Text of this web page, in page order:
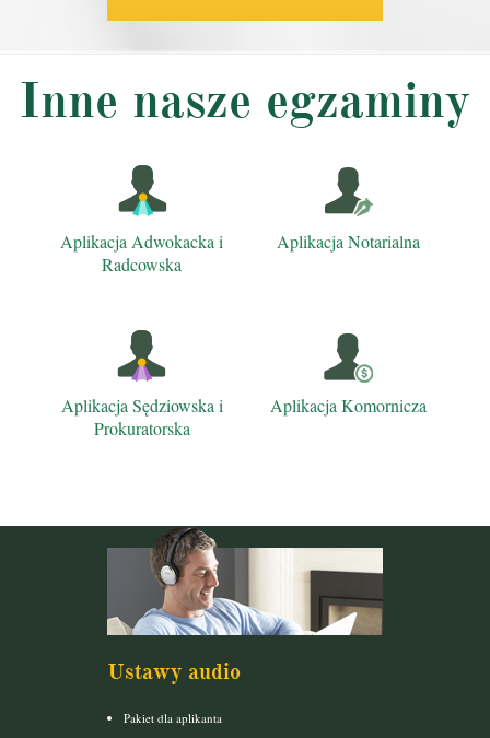
Inne nasze egzaminy
Aplikacja Adwokacka i
Radcowska
Aplikacja Notarialna
Aplikacja Sędziowska i
Prokuratorska
Aplikacja Komornicza
Ustawy audio
Pakiet dla aplikanta